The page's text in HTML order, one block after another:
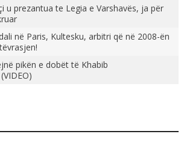
u prezantua te Legia e Varshavës, ja për
në Paris, Kultesku, arbitri që në 2008-ën
pikën e dobët të Khabib